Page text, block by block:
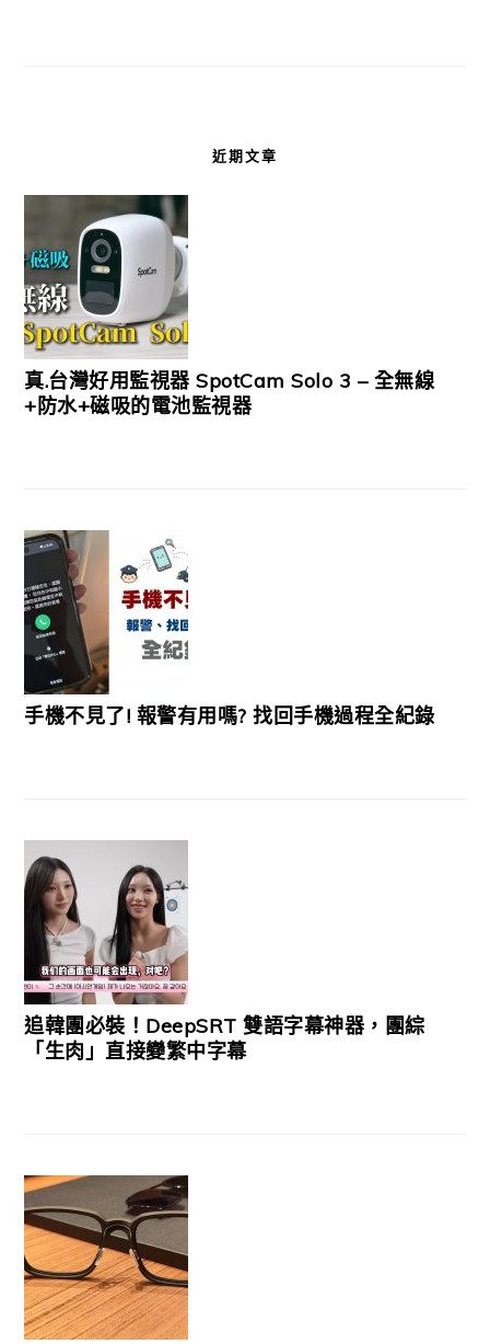
近期文章
真.台灣好用監視器 SpotCam Solo 3 – 全無線
+防水+磁吸的電池監視器
手機不見了! 報警有用嗎? 找回手機過程全紀錄
追韓團必裝！DeepSRT 雙語字幕神器，團綜
「生肉」直接變繁中字幕